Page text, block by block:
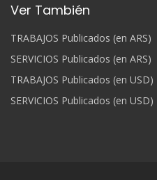
Ver También
TRABAJOS Publicados (en ARS)
SERVICIOS Publicados (en ARS)
TRABAJOS Publicados (en USD)
SERVICIOS Publicados (en USD)